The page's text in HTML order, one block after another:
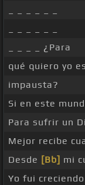
_ _ _ _ ¿Para
qué quiero yo
impausta?
Si en este
Para sufrir un
Mejor recibe
Desde [Bb] mi
Yo fui creciendo